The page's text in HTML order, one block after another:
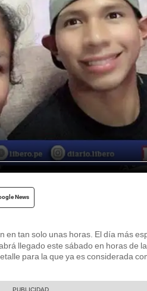
News
en tan solo unas horas. El día más
llegado este sábado en horas de
para la que ya es considerada